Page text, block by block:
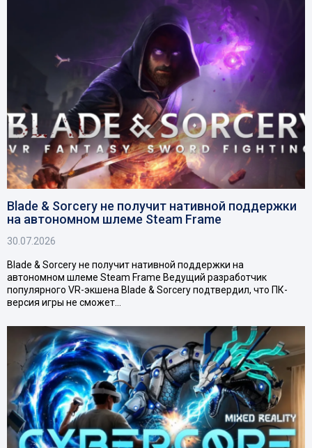
Blade & Sorcery не получит нативной поддержки
на автономном шлеме Steam Frame
30.07.2026
Blade & Sorcery не получит нативной поддержки на
автономном шлеме Steam Frame Ведущий разработчик
популярного VR-экшена Blade & Sorcery подтвердил, что ПК-
версия игры не сможет…